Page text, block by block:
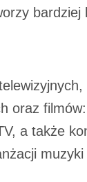
oraz
a także